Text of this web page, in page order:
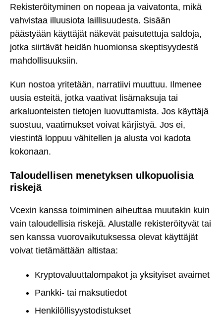
Rekisteröityminen on nopeaa ja vaivatonta, mikä
vahvistaa illuusiota laillisuudesta. Sisään
päästyään käyttäjät näkevät paisutettuja saldoja,
jotka siirtävät heidän huomionsa skeptisyydestä
mahdollisuuksiin.
Kun nostoa yritetään, narratiivi muuttuu. Ilmenee
uusia esteitä, jotka vaativat lisämaksuja tai
arkaluonteisten tietojen luovuttamista. Jos käyttäjä
suostuu, vaatimukset voivat kärjistyä. Jos ei,
viestintä loppuu vähitellen ja alusta voi kadota
kokonaan.
Taloudellisen menetyksen ulkopuolisia
riskejä
Vcexin kanssa toimiminen aiheuttaa muutakin kuin
vain taloudellisia riskejä. Alustalle rekisteröityvät tai
sen kanssa vuorovaikutuksessa olevat käyttäjät
voivat tietämättään altistaa:
Kryptovaluuttalompakot ja yksityiset avaimet
Pankki- tai maksutiedot
Henkilöllisyystodistukset